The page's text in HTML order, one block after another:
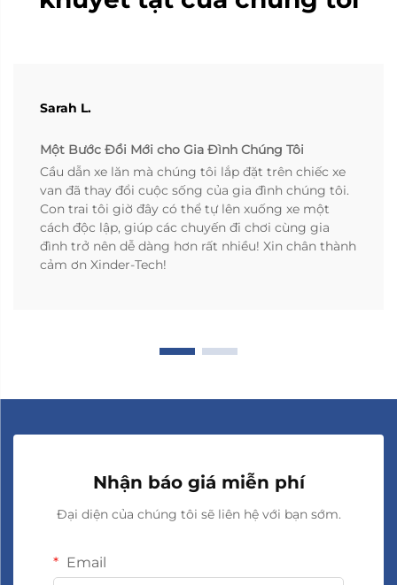
Sarah L.
Một Bước Đổi Mới cho Gia Đình Chúng Tôi
Cầu dẫn xe lăn mà chúng tôi lắp đặt trên chiếc xe
van đã thay đổi cuộc sống của gia đình chúng tôi.
Con trai tôi giờ đây có thể tự lên xuống xe một
cách độc lập, giúp các chuyến đi chơi cùng gia
đình trở nên dễ dàng hơn rất nhiều! Xin chân thành
cảm ơn Xinder-Tech!
Nhận báo giá miễn phí
Đại diện của chúng tôi sẽ liên hệ với bạn sớm.
Email